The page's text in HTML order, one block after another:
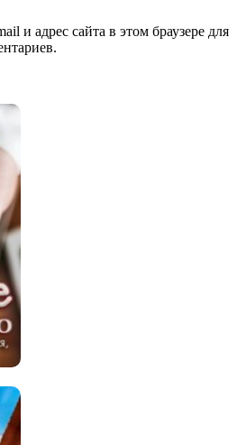
и адрес сайта в этом браузере для